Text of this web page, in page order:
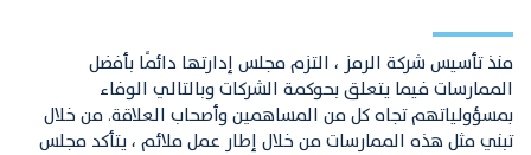
منذ تأسيس شركة الرمز ، التزم مجلس إدارتها دائمًا بأفضل
الممارسات فيما يتعلق بحوكمة الشركات وبالتالي الوفاء
بمسؤولياتهم تجاه كل من المساهمين وأصحاب العلاقة. من خلال
تبني مثل هذه الممارسات من خلال إطار عمل ملائم ، يتأكد مجلس